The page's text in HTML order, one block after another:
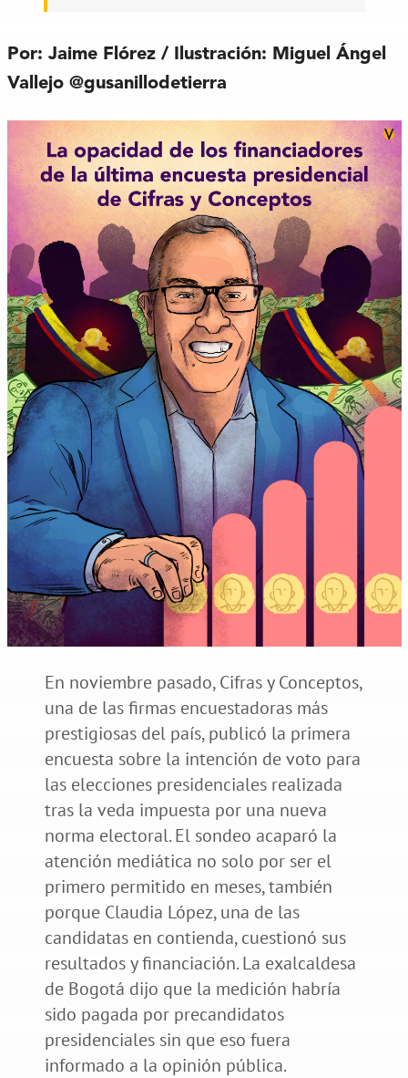
Por: Jaime Flórez / Ilustración: Miguel Ángel
Vallejo @gusanillodetierra
En noviembre pasado, Cifras y Conceptos,
una de las firmas encuestadoras más
prestigiosas del país, publicó la primera
encuesta sobre la intención de voto para
las elecciones presidenciales realizada
tras la veda impuesta por una nueva
norma electoral. El sondeo acaparó la
atención mediática no solo por ser el
primero permitido en meses, también
porque Claudia López, una de las
candidatas en contienda, cuestionó sus
resultados y financiación. La exalcaldesa
de Bogotá dijo que la medición habría
sido pagada por precandidatos
presidenciales sin que eso fuera
informado a la opinión pública.